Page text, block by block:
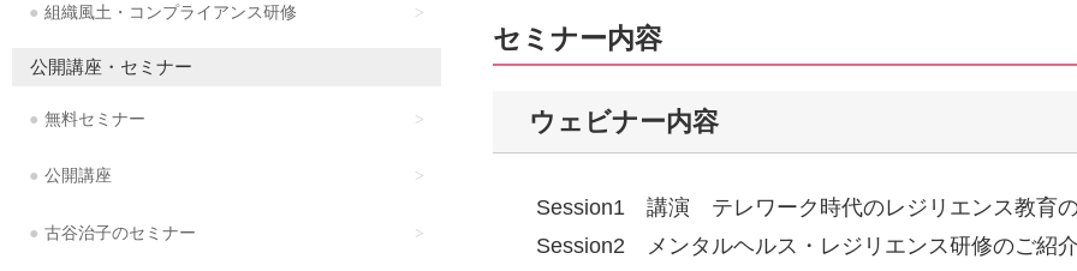
組織風土・コンプライアンス研修
公開講座・セミナー
無料セミナー
公開講座
古谷治子のセミナー
セミナー内容
ウェビナー内容
Session1 講演 テレワーク時代のレジリエンス教育
Session2 メンタルヘルス・レジリエンス研修のご紹介